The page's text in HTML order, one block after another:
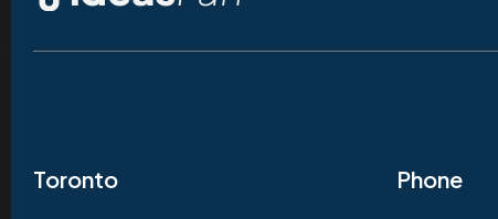
Toronto Phone